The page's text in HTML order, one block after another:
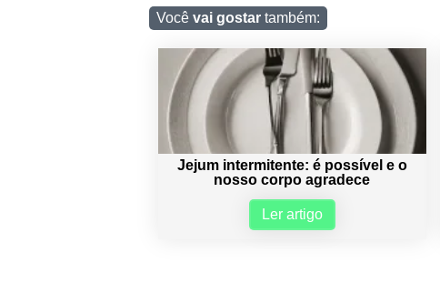
Você vai gostartambém:
Jejum intermitente: é possível e o
nosso corpo agradece
Ler artigo